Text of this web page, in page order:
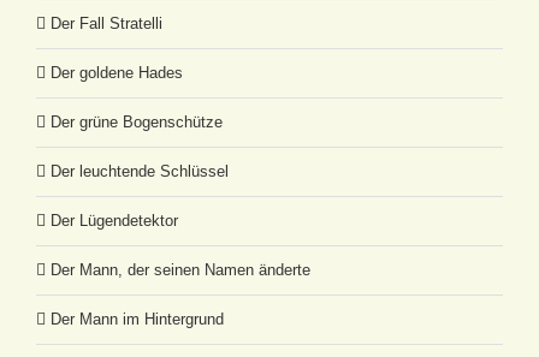
Der Fall Stratelli
Der goldene Hades
Der grüne Bogenschütze
Der leuchtende Schlüssel
Der Lügendetektor
Der Mann, der seinen Namen änderte
Der Mann im Hintergrund